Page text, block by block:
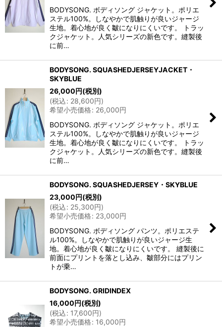
BODYSONG. ボディソング ジャケット。ポリエ
ステル100%。しなやかで肌触りが良いジャージ
生地。着心地が良く皺になりにくいです。 トラッ
クジャケット。人気シリーズの新色です。縫製後
に前…
BODYSONG. SQUASHEDJERSEYJACKET・
SKYBLUE
26,000円(税別)
(税込: 28,600円)
希望小売価格: 26,000円
BODYSONG. ボディソング ジャケット。ポリエ
ステル100%。しなやかで肌触りが良いジャージ
生地。着心地が良く皺になりにくいです。 トラッ
クジャケット。人気シリーズの新色です。縫製後
に前…
BODYSONG. SQUASHEDJERSEY・SKYBLUE
23,000円(税別)
(税込: 25,300円)
希望小売価格: 23,000円
BODYSONG. ボディソング パンツ。ポリエステ
ル100%。しなやかで肌触りが良いジャージ生
地。着心地が良く皺になりにくいです。 縫製後に
前面にプリントを落とし込み、皺部分にはプリン
トが乗…
BODYSONG. GRIDINDEX
16,000円(税別)
(税込: 17,600円)
希望小売価格: 16,000円